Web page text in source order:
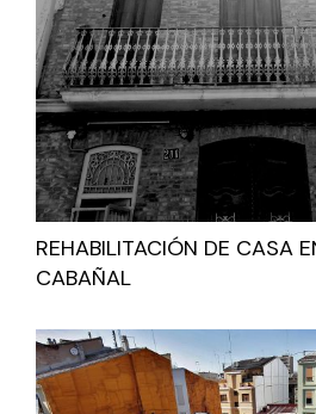
REHABILITACIÓN DE CASA
CABAÑAL